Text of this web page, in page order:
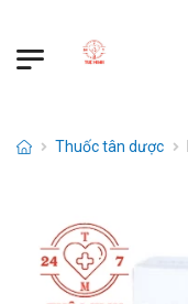
Thuốc tân dược